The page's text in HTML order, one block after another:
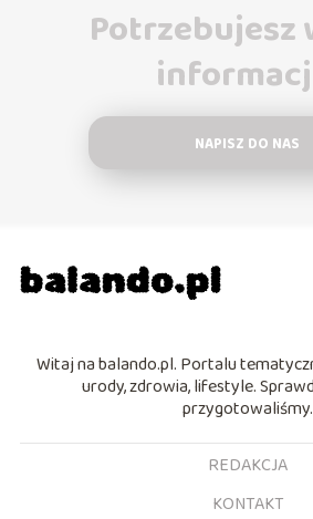
Potrzebujesz
NAPISZ DO NAS
Witaj na balando.pl. Portalu
urody, zdrowia, lifestyle.
przygotowaliśmy.
REDAKCJA
KONTAKT